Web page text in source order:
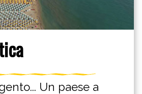
Un paese a